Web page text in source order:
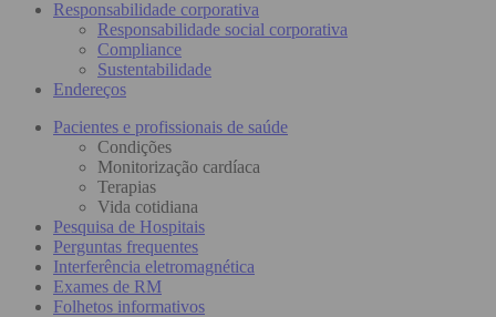
Responsabilidade corporativa
Responsabilidade social corporativa
Compliance
Sustentabilidade
Endereços
Pacientes e profissionais de saúde
Condições
Monitorização cardíaca
Terapias
Vida cotidiana
Pesquisa de Hospitais
Perguntas frequentes
Interferência eletromagnética
Exames de RM
Folhetos informativos